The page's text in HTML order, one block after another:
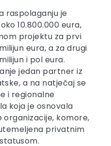
raspolaganju je
10.800.000 eura,
projektu za prvi
eura, a za drugi
i pol eura.
jedan partner iz
a na natječaj se
i regionalne
koja je osnovala
organizacije, komore,
privatnim